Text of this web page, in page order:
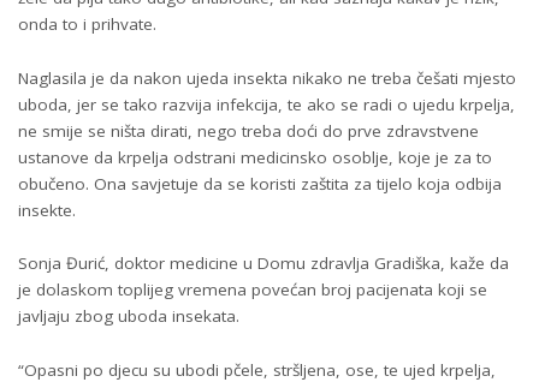
onda to i prihvate.
Naglasila je da nakon ujeda insekta nikako ne treba češati mjesto
uboda, jer se tako razvija infekcija, te ako se radi o ujedu krpelja,
ne smije se ništa dirati, nego treba doći do prve zdravstvene
ustanove da krpelja odstrani medicinsko osoblje, koje je za to
obučeno. Ona savjetuje da se koristi zaštita za tijelo koja odbija
insekte.
Sonja Đurić, doktor medicine u Domu zdravlja Gradiška, kaže da
je dolaskom toplijeg vremena povećan broj pacijenata koji se
javljaju zbog uboda insekata.
“Opasni po djecu su ubodi pčele, stršljena, ose, te ujed krpelja,